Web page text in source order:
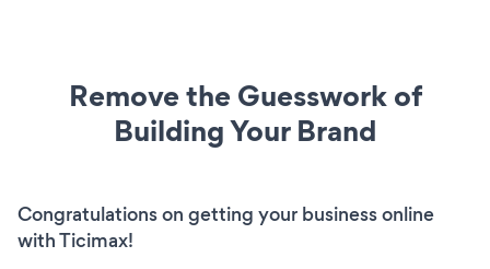
Remove the Guesswork of
Building Your Brand
Congratulations on getting your business online
with Ticimax!